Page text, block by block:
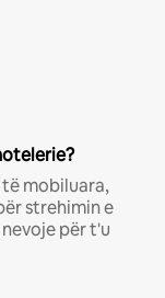
mobiluara,
strehimin e
për t'u